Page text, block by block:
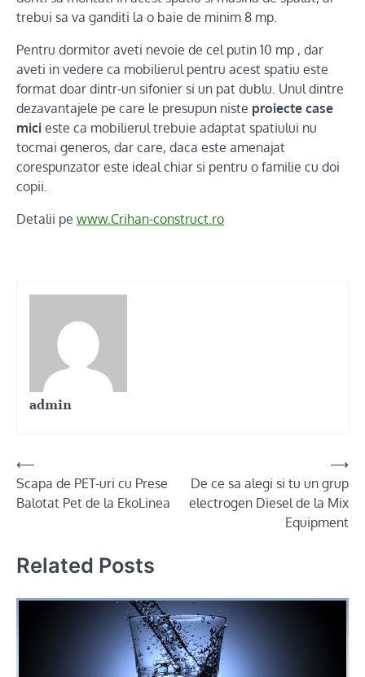
trebui sa va ganditi la o baie de minim 8 mp.
Pentru dormitor aveti nevoie de cel putin 10 mp , dar
aveti in vedere ca mobilierul pentru acest spatiu este
format doar dintr-un sifonier si un pat dublu. Unul dintre
dezavantajele pe care le presupun niste proiecte case
mici este ca mobilierul trebuie adaptat spatiului nu
tocmai generos, dar care, daca este amenajat
corespunzator este ideal chiar si pentru o familie cu doi
copii.
Detalii pe www.Crihan-construct.ro
admin
Post
navigation
⟵
Scapa de PET-uri cu Prese
Balotat Pet de la EkoLinea
De ce sa alegi si tu un grup
electrogen Diesel de la Mix
Equipment
⟶
Related Posts